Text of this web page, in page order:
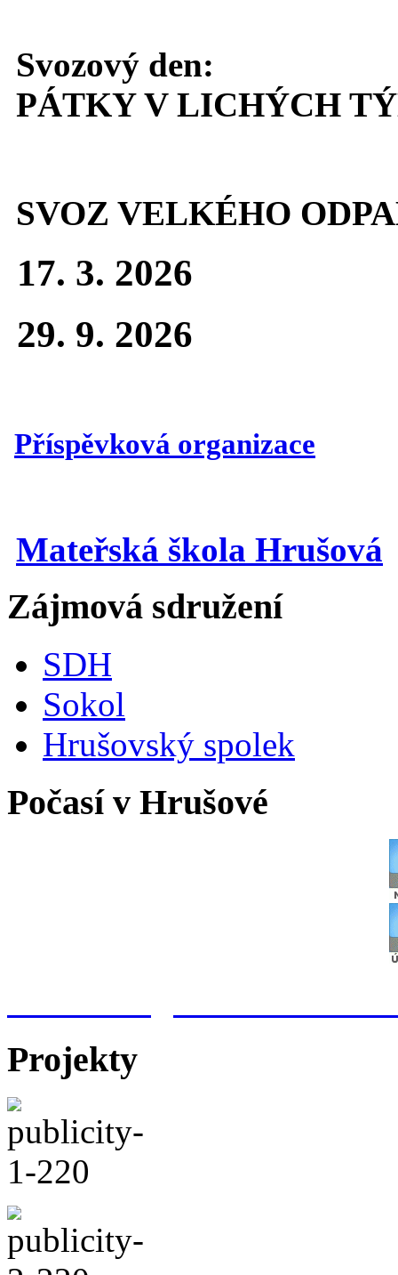
Svozový den:
PÁTKY V LICHÝCH
SVOZ VELKÉHO
17. 3. 2026
29. 9. 2026
Příspěvková organizace
Mateřská škola Hrušová
Zájmová sdružení
SDH
Sokol
Hrušovský spolek
Počasí v Hrušové
Projekty